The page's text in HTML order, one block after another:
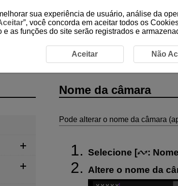
Nome da câmara
Nome da câmara
Pode alterar o nome da câmara
Selecione [ :
Altere o nome da
sua experiência de usuário, análise da
”, você concorda em aceitar todos os
as funções do site serão registrados e
Aceitar Não